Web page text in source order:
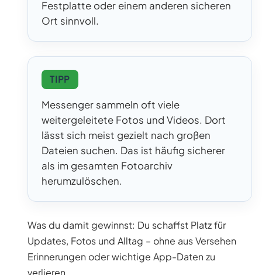
Festplatte oder einem anderen sicheren
Ort sinnvoll.
TIPP
Messenger sammeln oft viele
weitergeleitete Fotos und Videos. Dort
lässt sich meist gezielt nach großen
Dateien suchen. Das ist häufig sicherer
als im gesamten Fotoarchiv
herumzulöschen.
Was du damit gewinnst: Du schaffst Platz für
Updates, Fotos und Alltag – ohne aus Versehen
Erinnerungen oder wichtige App-Daten zu
verlieren.